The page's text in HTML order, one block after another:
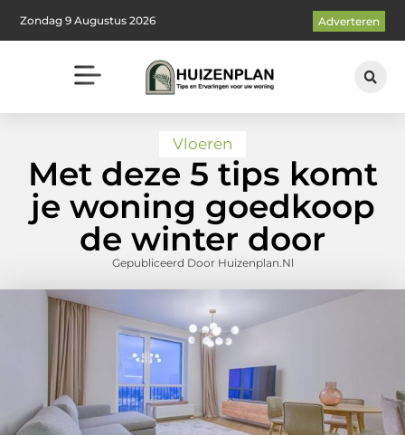
Zondag 9 Augustus 2026 Adverteren
Vloeren
Met deze 5 tips komt
je woning goedkoop
de winter door
Gepubliceerd Door Huizenplan.nl